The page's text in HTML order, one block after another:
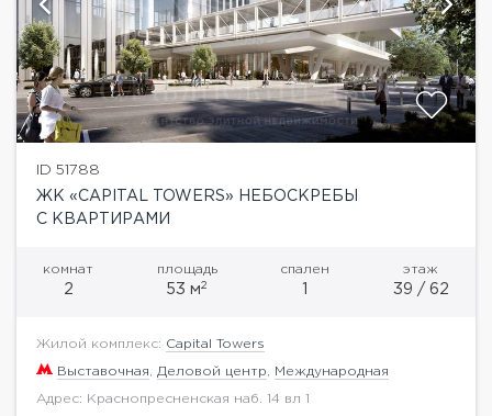
ID 51788
ЖК «CAPITAL TOWERS» НЕБОСКРЕБЫ
С КВАРТИРАМИ
комнат
2
площадь
53 м2
спален
1
этаж
39 / 62
Жилой комплекс: Capital Towers
Выставочная Деловой центр Международная
Адрес: Краснопресненская наб. 14 вл 1